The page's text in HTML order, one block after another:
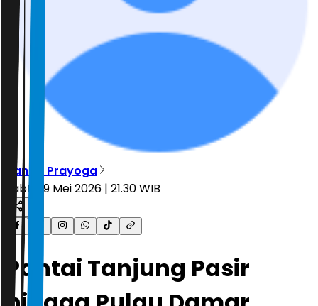
Nanda Prayoga
Sabtu, 9 Mei 2026 | 21.30 WIB
Pantai Tanjung Pasir